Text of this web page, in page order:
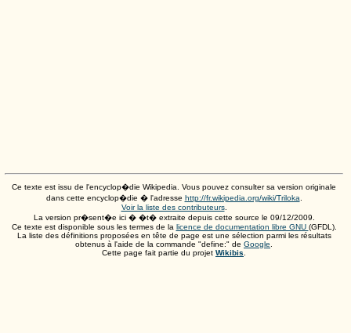
Ce texte est issu de l'encyclop�die Wikipedia. Vous pouvez consulter sa version originale
dans cette encyclop�die � l'adresse http://fr.wikipedia.org/wiki/Triloka
Voir la liste des contributeurs.
La version pr�sent�e ici � �t� extraite depuis cette source le 09/12/2009
Ce texte est disponible sous les termes de la licence de documentation libre GNU (GFDL).
La liste des définitions proposées en tête de page est une sélection parmi les résultats
obtenus à l'aide de la commande "define:" de Google
Cette page fait partie du projet Wikibis